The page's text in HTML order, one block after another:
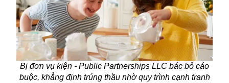
Bị đơn vụ kiện - Public Partnerships LLC bác bỏ cáo
buộc, khẳng định trúng thầu nhờ quy trình cạnh tranh